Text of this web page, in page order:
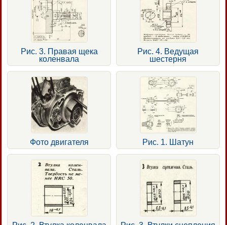
Рис. 3. Правая щека
коленвала
Рис. 4. Ведущая
шестерня
Фото двигателя Рис. 1. Шатун